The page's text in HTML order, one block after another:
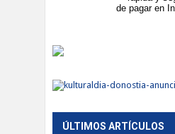
ÚLTIMOS ARTÍCULOS